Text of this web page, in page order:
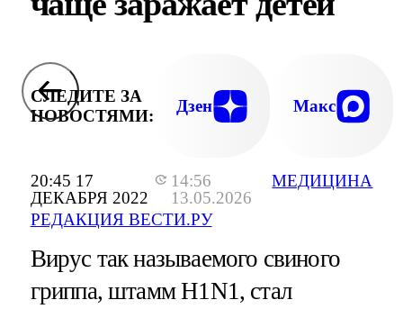
20:45 17
ДЕКАБРЯ 2022
14:56
13.05.2026
РЕДАКЦИЯ ВЕСТИ.РУ
МЕДИЦИНА
СЛЕДИТЕ ЗА
НОВОСТЯМИ:
Дзен Макс
Вирус так называемого свиного
гриппа, штамм H1N1, стал